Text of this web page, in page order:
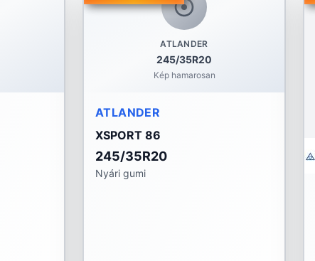
ATLANDER
245/35R20
Kép hamarosan
ATLANDER
XSPORT 86
245/35R20
Nyári gumi